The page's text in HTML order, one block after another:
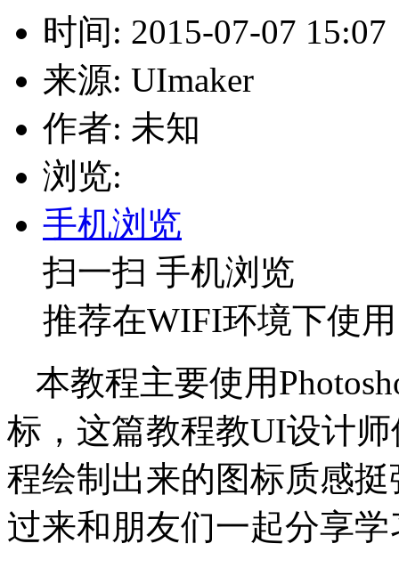
时间: 2015-07-07 15:07
来源: UImaker
作者: 未知
浏览:
手机浏览
扫一扫 手机浏览
推荐在WIFI环境下使用
本教程主要使用
标，这篇教程教UI设计
程绘制出来的图标质感
过来和朋友们一起分享学